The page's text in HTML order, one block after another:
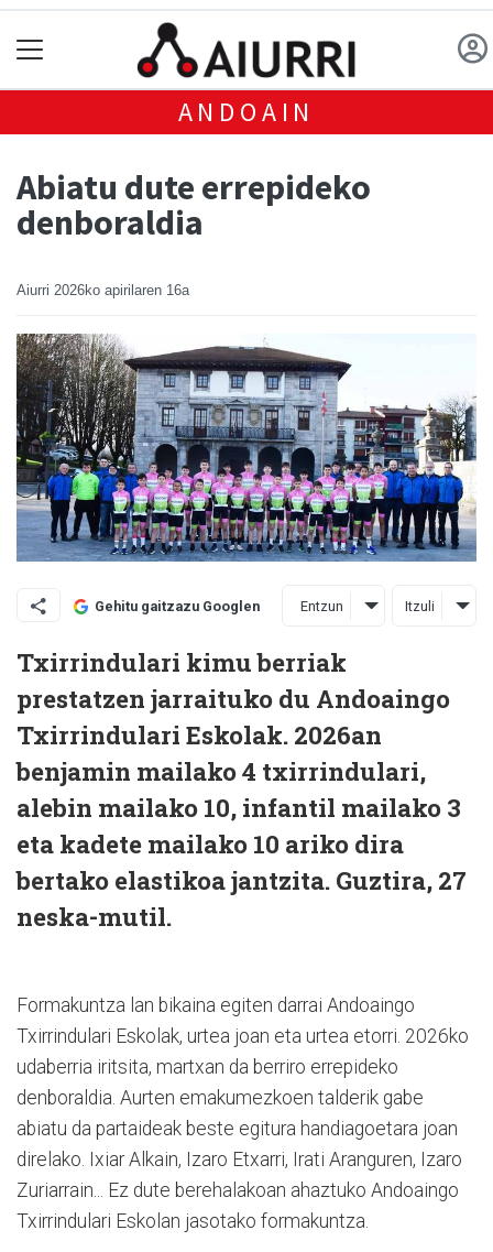
ANDOAIN
Abiatu dute errepideko
denboraldia
Aiurri 2026ko apirilaren 16a
Gehitu gaitzazu Googlen Entzun Itzuli
Txirrindulari kimu berriak
prestatzen jarraituko du Andoaingo
Txirrindulari Eskolak. 2026an
benjamin mailako 4 txirrindulari,
alebin mailako 10, infantil mailako 3
eta kadete mailako 10 ariko dira
bertako elastikoa jantzita. Guztira, 27
neska-mutil.
Formakuntza lan bikaina egiten darrai Andoaingo
Txirrindulari Eskolak, urtea joan eta urtea etorri. 2026ko
udaberria iritsita, martxan da berriro errepideko
denboraldia. Aurten emakumezkoen talderik gabe
abiatu da partaideak beste egitura handiagoetara joan
direlako. Ixiar Alkain, Izaro Etxarri, Irati Aranguren, Izaro
Zuriarrain... Ez dute berehalakoan ahaztuko Andoaingo
Txirrindulari Eskolan jasotako formakuntza.